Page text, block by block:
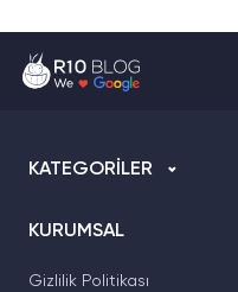
KATEGORİLER
KURUMSAL
Gizlilik Politikası